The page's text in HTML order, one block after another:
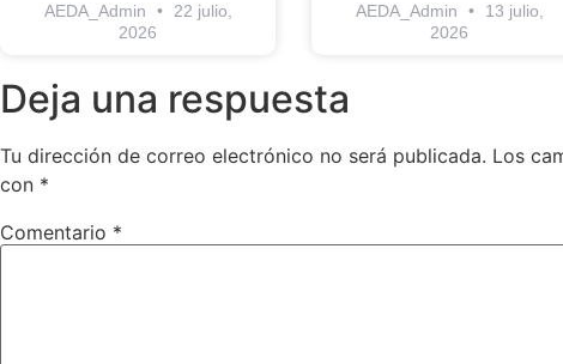
AEDA_Admin
22 julio,
2026
AEDA_Admin
13 julio,
2026
Deja una respuesta
Tu dirección de correo electrónico no será publicada. Los
con *
Comentario *